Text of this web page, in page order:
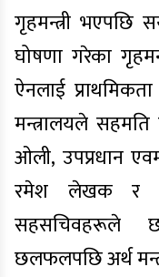
गृहमन्त्री भएपछि
घोषणा गरेका
ऐनलाई
मन्त्रालयले सहमति
ओली, उपप्रधान
रमेश लेखक र
सहसचिवहरूले
छलफलपछि अर्थ